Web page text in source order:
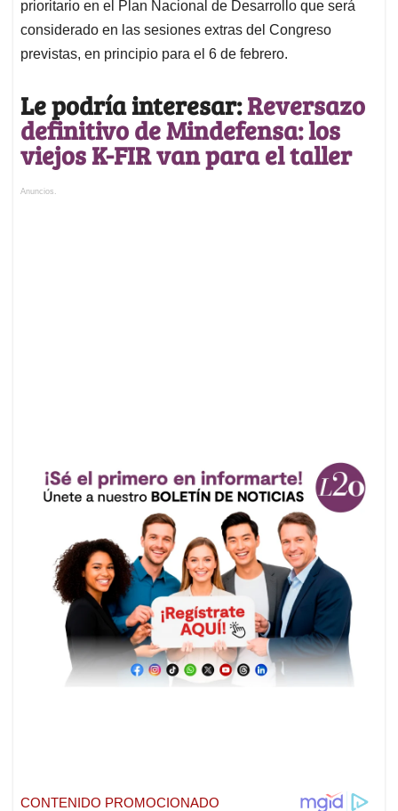
prioritario en el Plan Nacional de Desarrollo que será
considerado en las sesiones extras del Congreso
previstas, en principio para el 6 de febrero.
Le podría interesar:Reversazo
definitivo de Mindefensa: los
viejos K-FIR van para el taller
Anuncios.